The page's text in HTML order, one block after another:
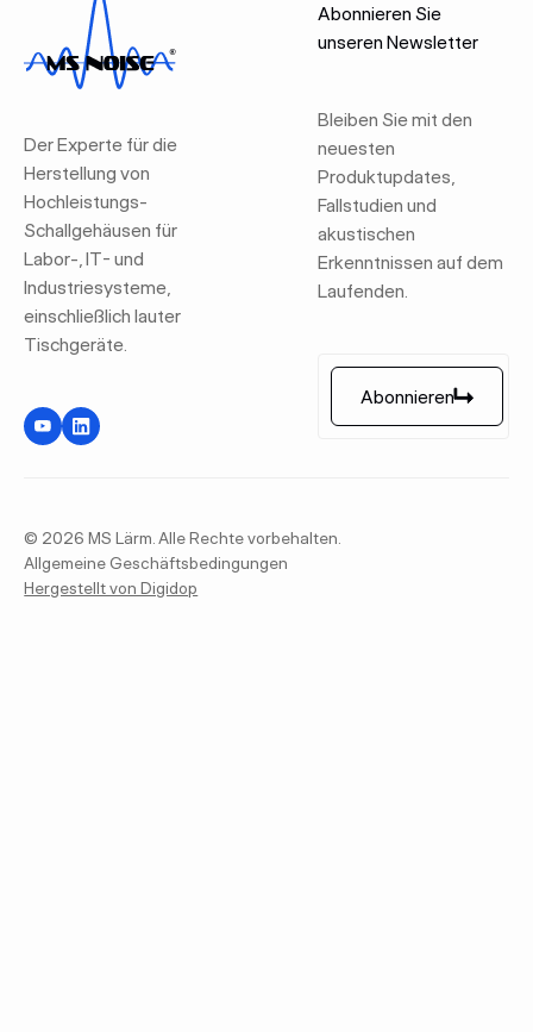
Der Experte für die
Herstellung von
Hochleistungs-
Schallgehäusen für
Labor-, IT- und
Industriesysteme,
einschließlich lauter
Tischgeräte.
Abonnieren Sie
unseren Newsletter
Bleiben Sie mit den
neuesten
Produktupdates,
Fallstudien und
akustischen
Erkenntnissen auf dem
Laufenden.
Abonnieren
Abonnieren
© 2026 MS Lärm. Alle Rechte vorbehalten.
Allgemeine Geschäftsbedingungen
Hergestellt von Digidop